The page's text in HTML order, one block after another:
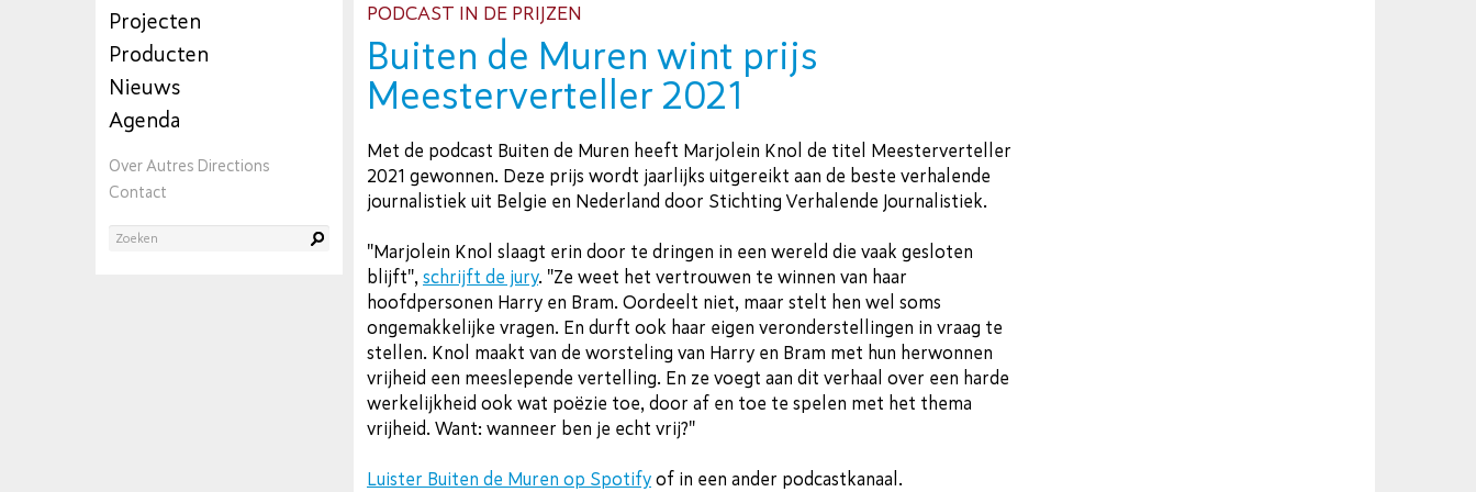
Projecten
Producten
Nieuws
Agenda
Over Autres Directions
Contact
PODCAST IN DE PRIJZEN
Buiten de Muren wint prijs
Meesterverteller 2021
Met de podcast Buiten de Muren heeft Marjolein Knol de titel Meesterverteller
2021 gewonnen. Deze prijs wordt jaarlijks uitgereikt aan de beste verhalende
journalistiek uit Belgie en Nederland door Stichting Verhalende Journalistiek.
"Marjolein Knol slaagt erin door te dringen in een wereld die vaak gesloten
blijft",schrijft de jury. "Ze weet het vertrouwen te winnen van haar
hoofdpersonen Harry en Bram. Oordeelt niet, maar stelt hen wel soms
ongemakkelijke vragen. En durft ook haar eigen veronderstellingen in vraag te
stellen. Knol maakt van de worsteling van Harry en Bram met hun herwonnen
vrijheid een meeslepende vertelling. En ze voegt aan dit verhaal over een harde
werkelijkheid ook wat poëzie toe, door af en toe te spelen met het thema
vrijheid. Want: wanneer ben je echt vrij?"
Luister Buiten de Muren op Spotifyof in een ander podcastkanaal.